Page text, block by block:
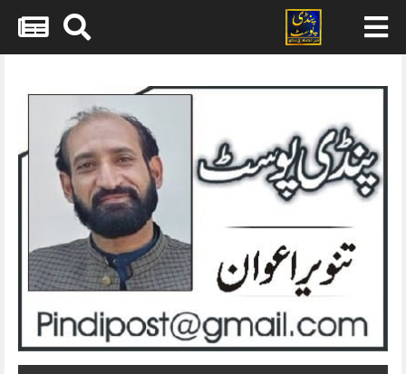
content